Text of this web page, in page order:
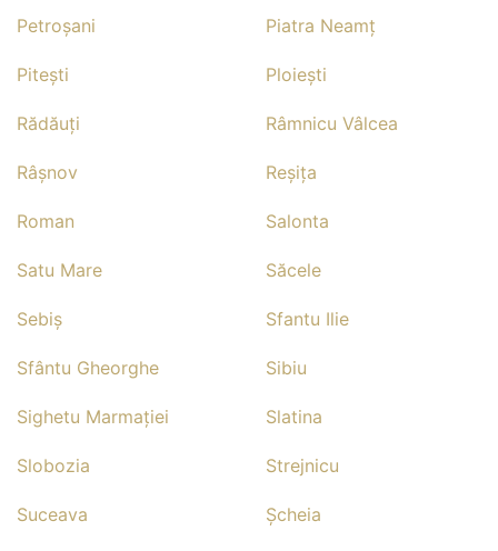
Petroşani Piatra Neamţ
Piteşti Ploieşti
Rădăuţi Râmnicu Vâlcea
Râşnov Reşiţa
Roman Salonta
Satu Mare Săcele
Sebiş Sfantu Ilie
Sfântu Gheorghe Sibiu
Sighetu Marmaţiei Slatina
Slobozia Strejnicu
Suceava Şcheia